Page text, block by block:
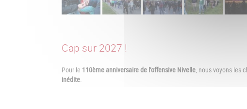
Cap sur 2027 !
Pour le 110ème anniversaire de l'offensive Nivelle, nous voyons les
inédite.